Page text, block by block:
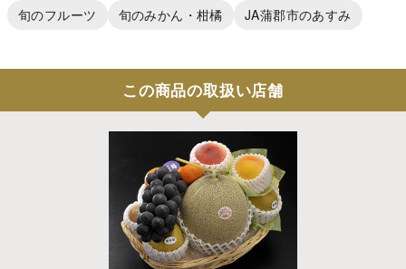
旬のフルーツ 旬のみかん・柑橘 JA蒲郡市のあすみ
この商品の取扱い店舗